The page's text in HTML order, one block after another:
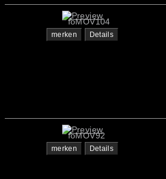
foMOV104
merken Details
foMOV92
merken Details